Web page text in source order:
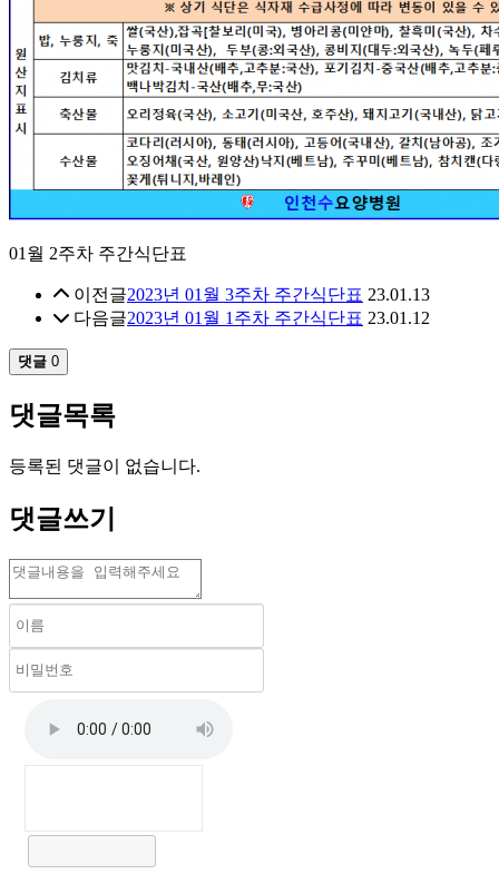
01월 2주차 주간식단표
이전글2023년 01월 3주차 주간식단표 23.01.13
다음글2023년 01월 1주차 주간식단표 23.01.12
댓글 0
댓글목록
등록된 댓글이 없습니다.
댓글쓰기